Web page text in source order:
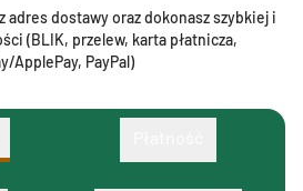
adres dostawy oraz dokonasz szybkiej i
(BLIK, przelew, karta płatnicza,
ApplePay, PayPal)